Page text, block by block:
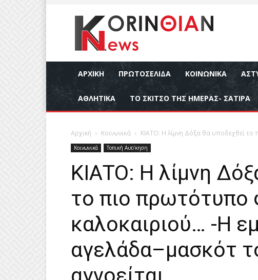
ΑΡΧΙΚΉ ΠΡΩΤΟΣΕΛΙΔΑ ΚΟΙΝΩΝΙΚΆ
ΑΘΛΗΤΙΚΆ ΤΟ ΣΚΙΤΣΟ ΤΗΣ ΗΜΕΡΑΣ- ΣΑΤΙΡΑ
Αρχική Κοινωνικά ΚΙΑΤΟ: Η λίμνη Δόξα θα υποδεχθεί
Κοινωνικά Τοπική Αυτ/κηση
ΚΙΑΤΟ: Η λίμνη
το πιο πρωτότυπο
καλοκαιριού… -Η
αγελάδα–μασκότ